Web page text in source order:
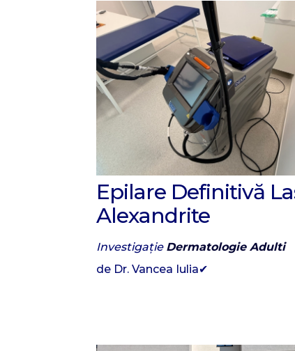
Epilare Definitivă
Alexandrite
Investigație Dermatologie Adulti
de Dr. Vancea Iulia✔